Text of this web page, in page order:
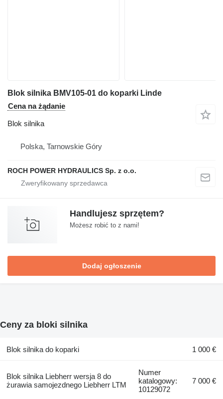
Blok silnika BMV105-01 do koparki Linde
Cena na żądanie
Blok silnika
Polska, Tarnowskie Góry
ROCH POWER HYDRAULICS Sp. z o.o.
Handlujesz sprzętem?
Możesz robić to z nami!
Dodaj ogłoszenie
Ceny za bloki silnika
Blok silnika do koparki 1 000 €
Blok silnika Liebherr wersja 8 do
żurawia samojezdnego Liebherr LTM
Numer
katalogowy:
10129072
7 000 €